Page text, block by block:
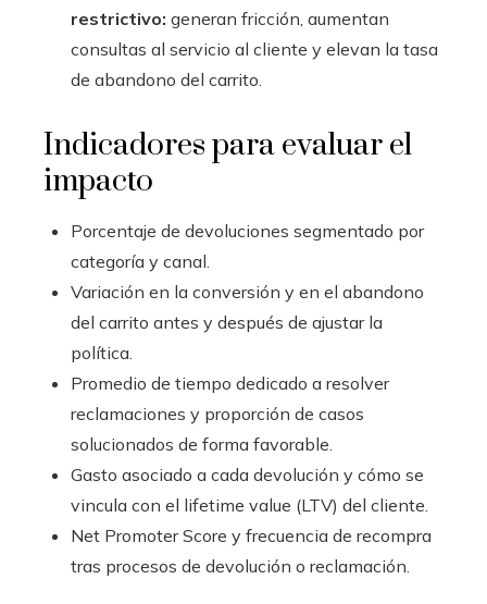
restrictivo: generan fricción, aumentan
consultas al servicio al cliente y elevan la tasa
de abandono del carrito.
Indicadores para evaluar el
impacto
Porcentaje de devoluciones segmentado por
categoría y canal.
Variación en la conversión y en el abandono
del carrito antes y después de ajustar la
política.
Promedio de tiempo dedicado a resolver
reclamaciones y proporción de casos
solucionados de forma favorable.
Gasto asociado a cada devolución y cómo se
vincula con el lifetime value (LTV) del cliente.
Net Promoter Score y frecuencia de recompra
tras procesos de devolución o reclamación.